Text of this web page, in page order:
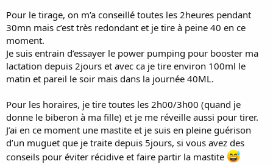
Pour le tirage, on m’a conseillé toutes les 2heures pendant
30mn mais c’est très redondant et je tire à peine 40 en ce
moment.
Je suis entrain d’essayer le power pumping pour booster ma
lactation depuis 2jours et avec ca je tire environ 100ml le
matin et pareil le soir mais dans la journée 40ML.
Pour les horaires, je tire toutes les 2h00/3h00 (quand je
donne le biberon à ma fille) et je me réveille aussi pour tirer.
J’ai en ce moment une mastite et je suis en pleine guérison
d’un muguet que je traite depuis 5jours, si vous avez des
conseils pour éviter récidive et faire partir la mastite